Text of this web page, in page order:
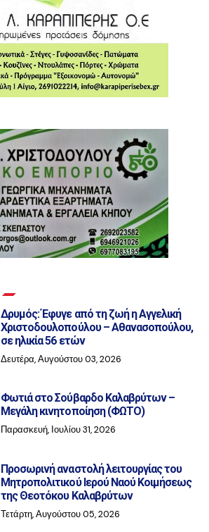
Δρυμός: Έφυγε από τη ζωή η Αγγελική
Χριστοδουλοπούλου – Αθανασοπούλου,
σε ηλικία 56 ετών
Δευτέρα, Αυγούστου 03, 2026
Φωτιά στο Σούβαρδο Καλαβρύτων –
Μεγάλη κινητοποίηση (ΦΩΤΟ)
Παρασκευή, Ιουλίου 31, 2026
Προσωρινή αναστολή λειτουργίας του
Μητροπολιτικού Ιερού Ναού Κοιμήσεως
της Θεοτόκου Καλαβρύτων
Τετάρτη, Αυγούστου 05, 2026